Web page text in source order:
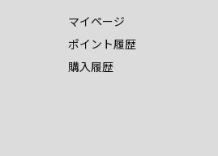
マイページ
ポイント履歴
購入履歴